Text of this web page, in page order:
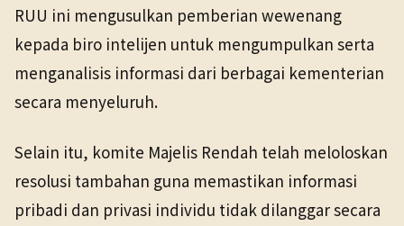
RUU ini mengusulkan pemberian wewenang
kepada biro intelijen untuk mengumpulkan serta
menganalisis informasi dari berbagai kementerian
secara menyeluruh.
Selain itu, komite Majelis Rendah telah meloloskan
resolusi tambahan guna memastikan informasi
pribadi dan privasi individu tidak dilanggar secara